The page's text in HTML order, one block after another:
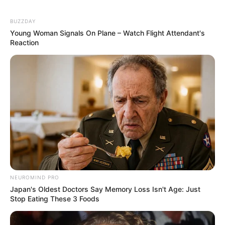
raquel há 15 anos
pode ser com tecido de cetim
bruna há 15 anos
ameeeei
ana há 15 anos
adorei,sou apaixonada por flores de qualquer forma
um grande abraço
BUZZDAY
Young Woman Signals On Plane – Watch Flight Attendant's
Reaction
NEUROMIND PRO
Japan's Oldest Doctors Say Memory Loss Isn't Age: Just
Stop Eating These 3 Foods